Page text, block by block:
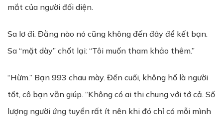
mắt của người đối diện.
Sa lơ đi. Đằng nào nó cũng không đến đây để kết bạn.
Sa “mặt dày” chốt lại: “Tôi muốn tham khảo thêm.”
“Hừm.” Bạn 993 chau mày. Đến cuối, không hổ là người
tốt, cô bạn vẫn giúp. “Không có ai thi chung với tớ cả. Số
lượng người ứng tuyển rất ít nên khi đó chỉ có mỗi mình